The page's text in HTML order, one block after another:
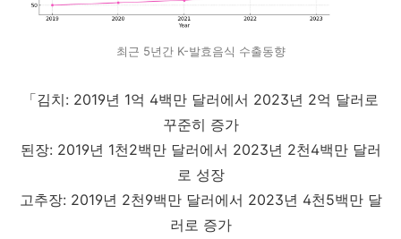
최근 5년간 K-발효음식 수출동향
「김치: 2019년 1억 4백만 달러에서 2023년 2억 달러로
꾸준히 증가
된장: 2019년 1천2백만 달러에서 2023년 2천4백만 달러
로 성장
고추장: 2019년 2천9백만 달러에서 2023년 4천5백만 달
러로 증가